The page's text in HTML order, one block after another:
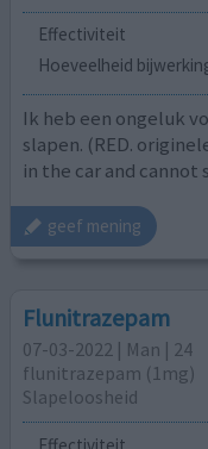
Effectiviteit
Hoeveelheid
Ik heb een ongeluk
slapen. (RED.
in the car and cannot
geef mening
Flunitrazepam
07-03-2022 | Man | 24
flunitrazepam (1mg)
Slapeloosheid
Effectiviteit